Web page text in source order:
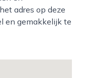
adres op deze
en gemakkelijk te